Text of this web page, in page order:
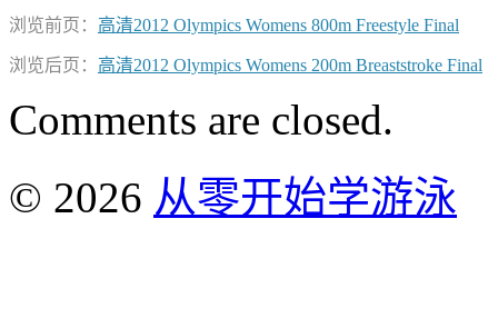
浏览前页： 高清2012 Olympics Womens 800m Freestyle Final
浏览后页： 高清2012 Olympics Womens 200m Breaststroke Final
Comments are closed.
© 2026 从零开始学游泳